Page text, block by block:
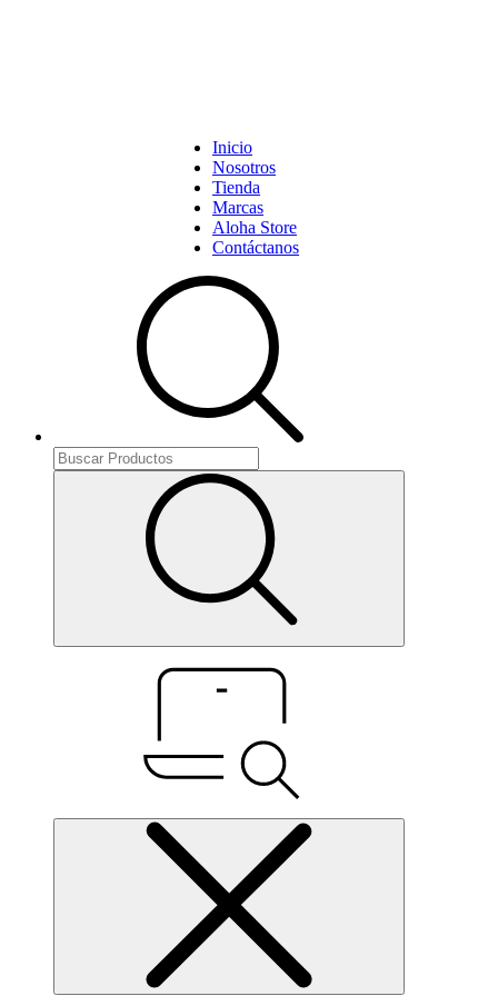
Inicio
Nosotros
Tienda
Marcas
Aloha Store
Contáctanos